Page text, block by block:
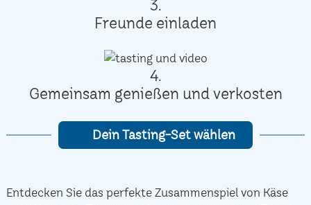
3.
Freunde einladen
4.
Gemeinsam genießen und verkosten
Dein Tasting-Set wählen
Entdecken Sie das perfekte Zusammenspiel von Käse